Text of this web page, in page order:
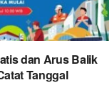
dan Arus Balik
Tanggal